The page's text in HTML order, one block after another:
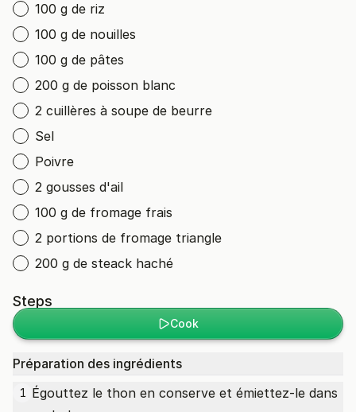
100 g de riz
100 g de nouilles
100 g de pâtes
200 g de poisson blanc
2 cuillères à soupe de beurre
Sel
Poivre
2 gousses d'ail
100 g de fromage frais
2 portions de fromage triangle
200 g de steack haché
Steps
Cook
Préparation des ingrédients
1 Égouttez le thon en conserve et émiettez-le dans